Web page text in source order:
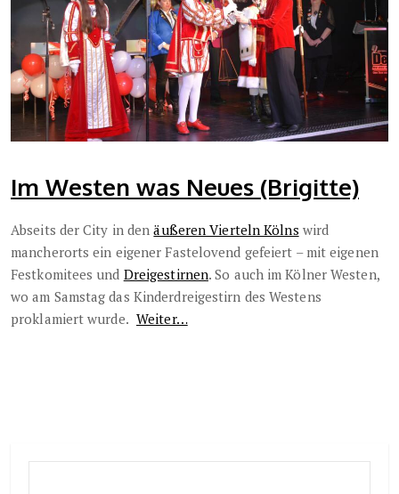
Im Westen was Neues (Brigitte)
Abseits der City in denäußeren Vierteln Kölns wird
mancherorts ein eigener Fastelovend gefeiert – mit eigenen
Festkomitees und Dreigestirnen. So auch im Kölner Westen,
wo am Samstag das Kinderdreigestirn des Westens
proklamiert wurde. Weiter…